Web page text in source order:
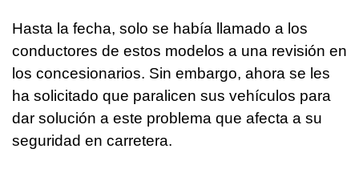
Hasta la fecha, solo se había llamado a los
conductores de estos modelos a una revisión en
los concesionarios. Sin embargo, ahora se les
ha solicitado que paralicen sus vehículos para
dar solución a este problema que afecta a su
seguridad en carretera.